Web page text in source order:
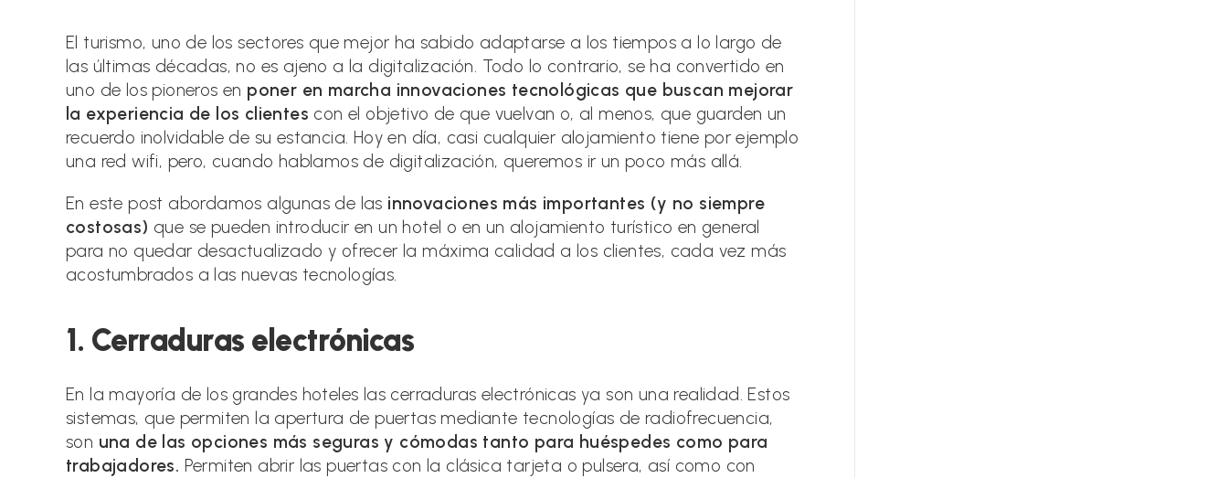
El turismo, uno de los sectores que mejor ha sabido adaptarse a los tiempos a lo largo de
las últimas décadas, no es ajeno a la digitalización. Todo lo contrario, se ha convertido en
uno de los pioneros en poner en marcha innovaciones tecnológicas que buscan mejorar
la experiencia de los clientes con el objetivo de que vuelvan o, al menos, que guarden un
recuerdo inolvidable de su estancia. Hoy en día, casi cualquier alojamiento tiene por ejemplo
una red wifi, pero, cuando hablamos de digitalización, queremos ir un poco más allá.
En este post abordamos algunas de las innovaciones más importantes (y no siempre
costosas) que se pueden introducir en un hotel o en un alojamiento turístico en general
para no quedar desactualizado y ofrecer la máxima calidad a los clientes, cada vez más
acostumbrados a las nuevas tecnologías.
1. Cerraduras electrónicas
En la mayoría de los grandes hoteles las cerraduras electrónicas ya son una realidad. Estos
sistemas, que permiten la apertura de puertas mediante tecnologías de radiofrecuencia,
son una de las opciones más seguras y cómodas tanto para huéspedes como para
trabajadores. Permiten abrir las puertas con la clásica tarjeta o pulsera, así como con